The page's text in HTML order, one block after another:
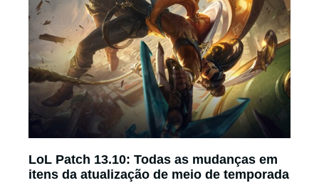
LoL Patch 13.10: Todas as mudanças em
itens da atualização de meio de temporada